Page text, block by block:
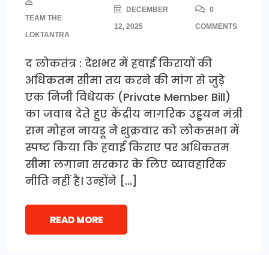
TEAM THE
LOKTANTRA
DECEMBER
12, 2025
0
COMMENTS
द लोकतंत्र : देशभर में हवाई किरायों की
अधिकतम सीमा तय करने की मांग से जुड़े
एक निजी विधेयक (Private Member Bill)
का जवाब देते हुए केंद्रीय नागरिक उड्डयन मंत्री
राम मोहन नायडू ने शुक्रवार को लोकसभा में
स्पष्ट किया कि हवाई किराए पर अधिकतम
सीमा लगाना सरकार के लिए व्यावहारिक
नीति नहीं है। उन्होंने […]
READ MORE